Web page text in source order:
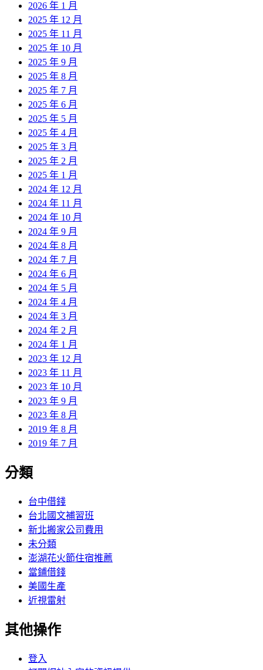
2026 年 1 月
2025 年 12 月
2025 年 11 月
2025 年 10 月
2025 年 9 月
2025 年 8 月
2025 年 7 月
2025 年 6 月
2025 年 5 月
2025 年 4 月
2025 年 3 月
2025 年 2 月
2025 年 1 月
2024 年 12 月
2024 年 11 月
2024 年 10 月
2024 年 9 月
2024 年 8 月
2024 年 7 月
2024 年 6 月
2024 年 5 月
2024 年 4 月
2024 年 3 月
2024 年 2 月
2024 年 1 月
2023 年 12 月
2023 年 11 月
2023 年 10 月
2023 年 9 月
2023 年 8 月
2019 年 8 月
2019 年 7 月
分類
台中借錢
台北國文補習班
新北搬家公司費用
未分類
澎湖花火節住宿推薦
當鋪借錢
美國生產
近視雷射
其他操作
登入